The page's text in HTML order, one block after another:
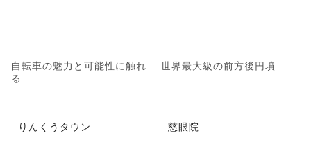
自転車の魅力と可能性に触れ
る
世界最大級の前方後円墳
りんくうタウン 慈眼院